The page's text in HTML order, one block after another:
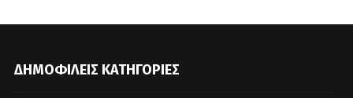
ΔΗΜΟΦΙΛΕΊΣ ΚΑΤΗΓΟΡΊΕΣ